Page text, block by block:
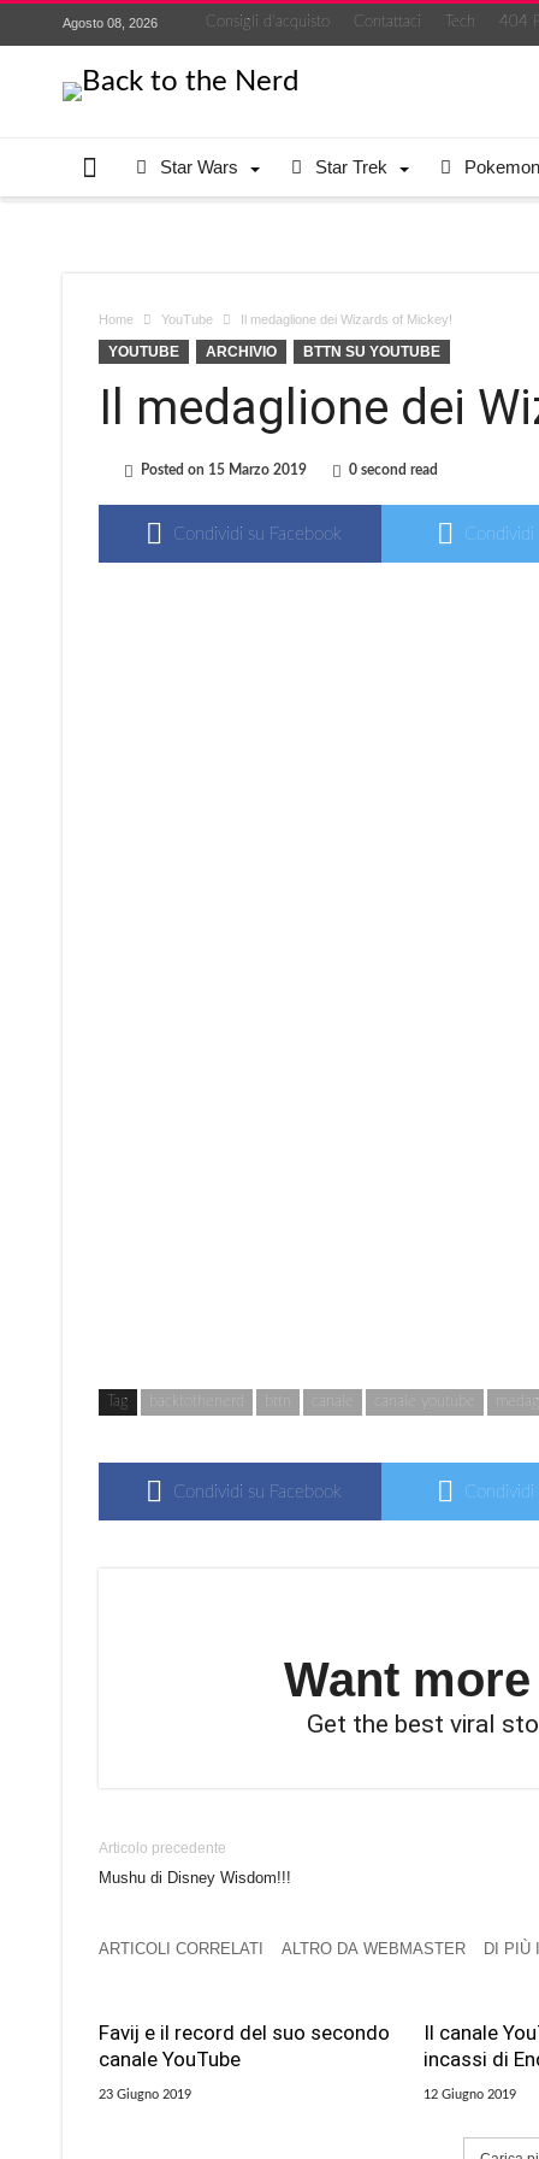
Agosto 08, 2026 Consigli d’acquisto Contattaci Tech 404
Star Wars Star Trek Pokemon
Home YouTube Il medaglione dei Wizards of Mickey!
YOUTUBE ARCHIVIO BTTN SU YOUTUBE
Il medaglione dei
Posted on 15 Marzo 2019 0 second read
Condividi su Facebook
Tag backtothenerd bttn canale canale youtube
Condividi su Facebook
Want
Get the best viral
Articolo precedente
Mushu di Disney Wisdom!!!
ARTICOLI CORRELATI ALTRO DA WEBMASTER DI PIÙ
Favij e il record del suo secondo
canale YouTube
23 Giugno 2019
Il canale
incassi di
12 Giugno 2019